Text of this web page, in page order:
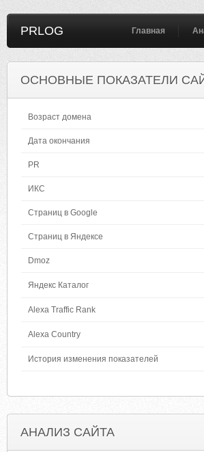
PRLOG Главная
ОСНОВНЫЕ ПОКАЗАТЕЛИ
Возраст домена
Дата окончания
PR
ИКС
Страниц в Google
Страниц в Яндексе
Dmoz
Яндекс Каталог
Alexa Traffic Rank
Alexa Country
История изменения показателей
АНАЛИЗ САЙТА